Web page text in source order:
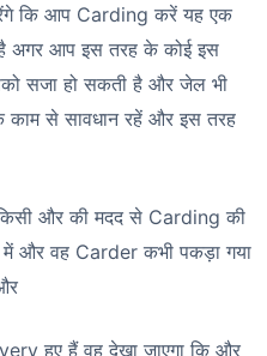
कि आप Carding करें यह एक
अगर आप इस तरह के कोई इस
सजा हो सकती है और जेल भी
काम से सावधान रहें और इस तरह
किसी और की मदद से Carding की
में और वह Carder कभी पकड़ा गया
हुए हैं वह देखा जाएगा कि और